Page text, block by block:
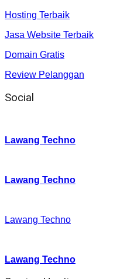
Hosting Terbaik
Jasa Website Terbaik
Domain Gratis
Review Pelanggan
Social
Lawang Techno
Lawang Techno
Lawang Techno
Lawang Techno